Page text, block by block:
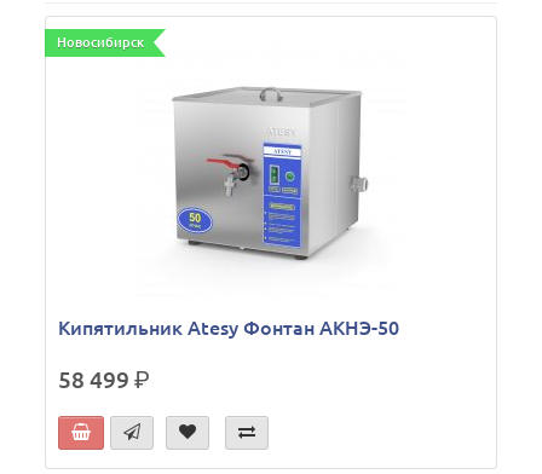
Новосибирск
Кипятильник Atesy Фонтан АКНЭ-50
58 499р.